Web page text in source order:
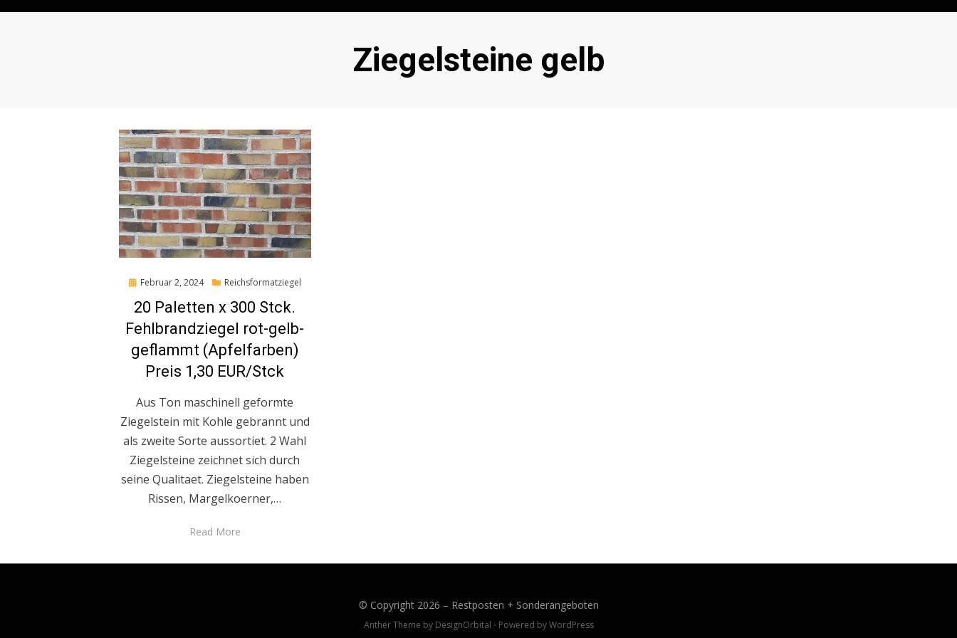
Schlagwort
:
Ziegelsteine gelb
Posted
Februar 2, 2024 Reichsformatziegel
20 Paletten x 300 Stck.
Fehlbrandziegel rot-gelb-
geflammt (Apfelfarben)
Preis 1,30 EUR/Stck
Aus Ton maschinell geformte
Ziegelstein mit Kohle gebrannt und
als zweite Sorte aussortiet. 2 Wahl
Ziegelsteine zeichnet sich durch
seine Qualitaet. Ziegelsteine haben
Rissen, Margelkoerner,…
Read More
© Copyright 2026 – Restposten + Sonderangeboten
Anther Theme by DesignOrbital ⋅ Powered byWordPress